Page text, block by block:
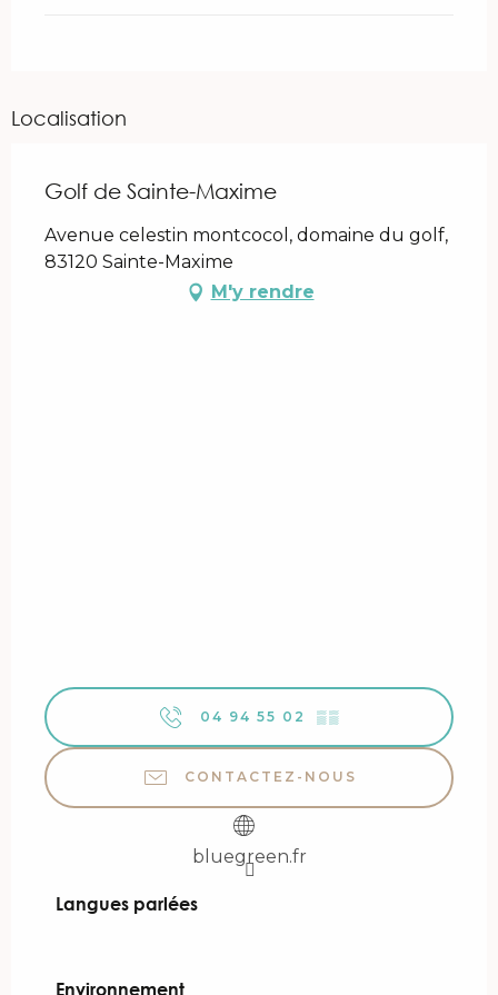
Localisation
Golf de Sainte-Maxime
Avenue celestin montcocol, domaine du golf,
83120 Sainte-Maxime
M'y rendre
04 94 55 02 ▒▒
CONTACTEZ-NOUS
bluegreen.fr
Langues parlées
Langues parlées
Environnement
Environnement